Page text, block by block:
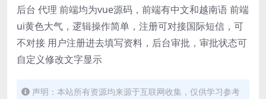
后台 代理 前端均为vue源码，前端有中文和越南语 前端
ui黄色大气，逻辑操作简单，注册可对接国际短信，可
不对接 用户注册进去填写资料，后台审批，审批状态可
自定义修改文字显示
声明：本站所有资源均来源于互联网收集，仅供学习参考